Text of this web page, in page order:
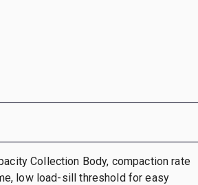
Collection Body, compaction rate
low load-sill threshold for easy